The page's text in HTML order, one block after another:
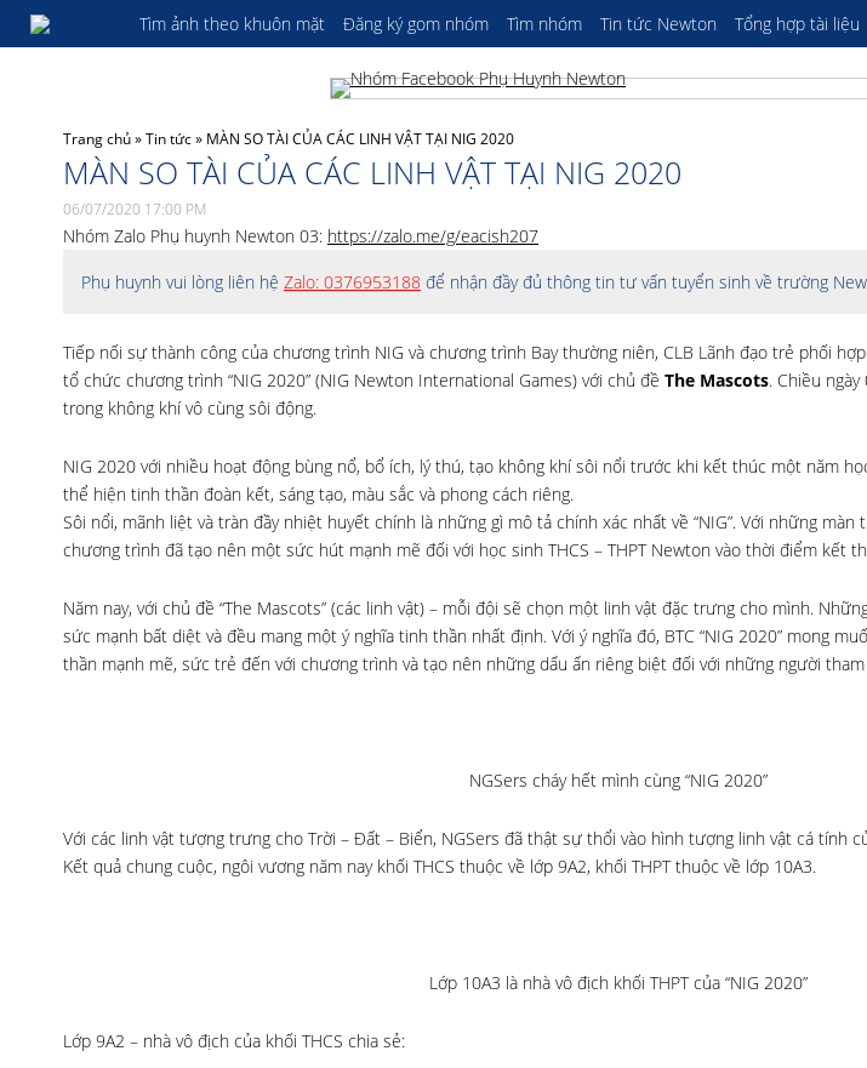
Tìm ảnh theo khuôn mặt Đăng ký gom nhóm Tìm nhóm Tin tức Newton Tổng hợp tài liệu
Trang chủ»Tin tức» MÀN SO TÀI CỦA CÁC LINH VẬT TẠI NIG 2020
MÀN SO TÀI CỦA CÁC LINH VẬT TẠI NIG 2020
06/07/2020 17:00 PM
Nhóm Zalo Phụ huynh Newton 03: https://zalo.me/g/eacish207
Phụ huynh vui lòng liên hệ Zalo: 0376953188 để nhận đầy đủ thông tin tư vấn tuyển sinh về trường
Tiếp nối sự thành công của chương trình NIG và chương trình Bay thường niên, CLB Lãnh đạo trẻ phối
tổ chức chương trình “NIG 2020” (NIG Newton International Games) với chủ đề The Mascots. Chiều
trong không khí vô cùng sôi động.
NIG 2020 với nhiều hoạt động bùng nổ, bổ ích, lý thú, tạo không khí sôi nổi trước khi kết thúc một năm
thể hiện tinh thần đoàn kết, sáng tạo, màu sắc và phong cách riêng.
Sôi nổi, mãnh liệt và tràn đầy nhiệt huyết chính là những gì mô tả chính xác nhất về “NIG”. Với những
chương trình đã tạo nên một sức hút mạnh mẽ đối với học sinh THCS – THPT Newton vào thời điểm kết
Năm nay, với chủ đề “The Mascots” (các linh vật) – mỗi đội sẽ chọn một linh vật đặc trưng cho mình.
sức mạnh bất diệt và đều mang một ý nghĩa tinh thần nhất định. Với ý nghĩa đó, BTC “NIG 2020” mong
thần mạnh mẽ, sức trẻ đến với chương trình và tạo nên những dấu ấn riêng biệt đối với những người tham
NGSers cháy hết mình cùng “NIG 2020”
Với các linh vật tượng trưng cho Trời – Đất – Biển, NGSers đã thật sự thổi vào hình tượng linh vật cá tính
Kết quả chung cuộc, ngôi vương năm nay khối THCS thuộc về lớp 9A2, khối THPT thuộc về lớp 10A3.
Lớp 10A3 là nhà vô địch khối THPT của “NIG 2020”
Lớp 9A2 – nhà vô địch của khối THCS chia sẻ: